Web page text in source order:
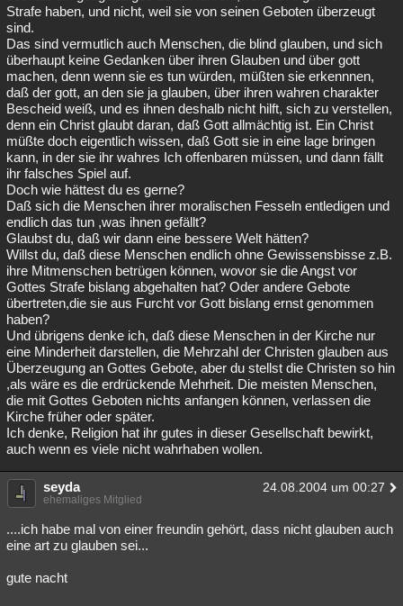
Strafe haben, und nicht, weil sie von seinen Geboten überzeugt
sind.
Das sind vermutlich auch Menschen, die blind glauben, und sich
überhaupt keine Gedanken über ihren Glauben und über gott
machen, denn wenn sie es tun würden, müßten sie erkennnen,
daß der gott, an den sie ja glauben, über ihren wahren charakter
Bescheid weiß, und es ihnen deshalb nicht hilft, sich zu verstellen,
denn ein Christ glaubt daran, daß Gott allmächtig ist. Ein Christ
müßte doch eigentlich wissen, daß Gott sie in eine lage bringen
kann, in der sie ihr wahres Ich offenbaren müssen, und dann fällt
ihr falsches Spiel auf.
Doch wie hättest du es gerne?
Daß sich die Menschen ihrer moralischen Fesseln entledigen und
endlich das tun ,was ihnen gefällt?
Glaubst du, daß wir dann eine bessere Welt hätten?
Willst du, daß diese Menschen endlich ohne Gewissensbisse z.B.
ihre Mitmenschen betrügen können, wovor sie die Angst vor
Gottes Strafe bislang abgehalten hat? Oder andere Gebote
übertreten,die sie aus Furcht vor Gott bislang ernst genommen
haben?
Und übrigens denke ich, daß diese Menschen in der Kirche nur
eine Minderheit darstellen, die Mehrzahl der Christen glauben aus
Überzeugung an Gottes Gebote, aber du stellst die Christen so hin
,als wäre es die erdrückende Mehrheit. Die meisten Menschen,
die mit Gottes Geboten nichts anfangen können, verlassen die
Kirche früher oder später.
Ich denke, Religion hat ihr gutes in dieser Gesellschaft bewirkt,
auch wenn es viele nicht wahrhaben wollen.
seyda 24.08.2004 um 00:27
ehemaliges Mitglied
....ich habe mal von einer freundin gehört, dass nicht glauben auch
eine art zu glauben sei...
gute nacht